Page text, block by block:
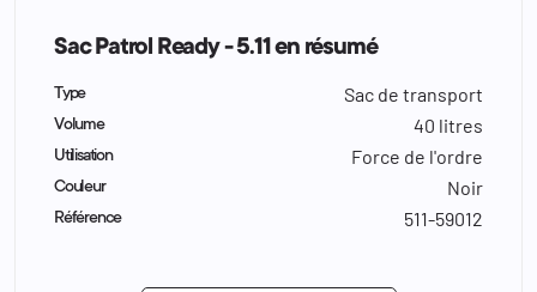
Sac Patrol Ready - 5.11 en résumé
Type Sac de transport
Volume 40 litres
Utilisation Force de l'ordre
Couleur Noir
Référence 511-59012